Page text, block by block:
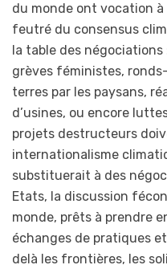
du monde ont vocation
feutré du consensus
la table des négociations
grèves féministes,
terres par les paysans,
d’usines, ou encore
projets destructeurs
internationalisme
substituerait à des
Etats, la discussion
monde, prêts à prendre
échanges de pratiques
delà les frontières, les